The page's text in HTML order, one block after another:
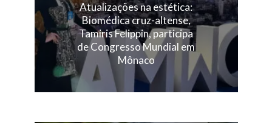
Atualizações na estética:
Biomédica cruz-altense,
Tamiris Felippin, participa
de Congresso Mundial em
Mônaco